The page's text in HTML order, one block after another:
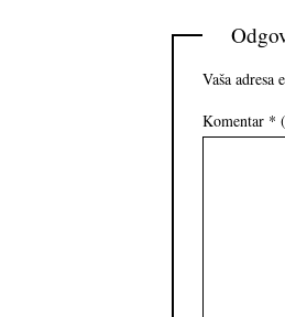
Vaša adresa
Komentar *